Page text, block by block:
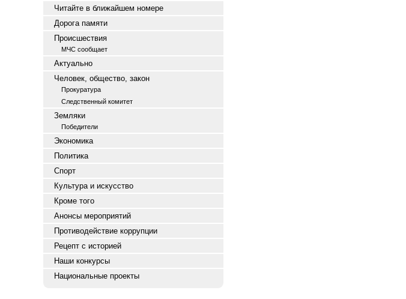
Читайте в ближайшем номере
Дорога памяти
Происшествия
МЧС сообщает
Актуально
Человек, общество, закон
Прокуратура
Следственный комитет
Земляки
Победители
Экономика
Политика
Спорт
Культура и искусство
Кроме того
Анонсы мероприятий
Противодействие коррупции
Рецепт с историей
Наши конкурсы
Национальные проекты